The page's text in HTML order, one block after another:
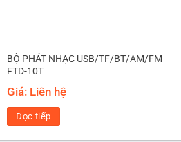
BỘ PHÁT NHẠC USB/TF/BT/AM/FM
FTD-10T
Giá: Liên hệ
Đọc tiếp